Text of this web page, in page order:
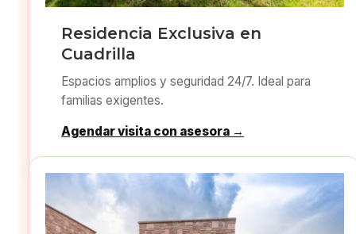
Residencia Exclusiva en
Cuadrilla
Espacios amplios y seguridad 24/7. Ideal para
familias exigentes.
Agendar visita con asesora →